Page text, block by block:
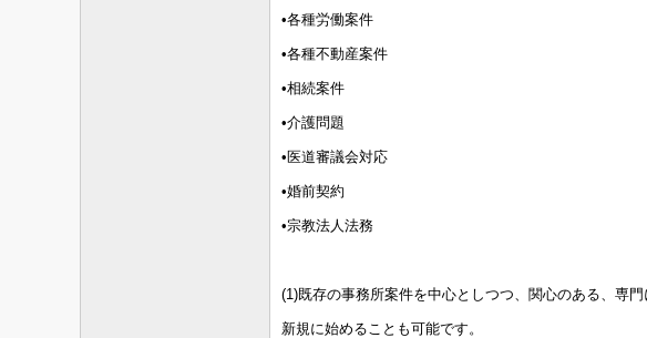
•各種労働案件
•各種不動産案件
•相続案件
•介護問題
•医道審議会対応
•婚前契約
•宗教法人法務
(1)既存の事務所案件を中心としつつ、関心のある、専
新規に始めることも可能です。